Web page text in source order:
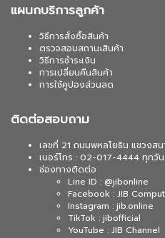
แผนกบริการลูกค้า
วิธีการสั่งซื้อสินค้า
ตรวจสอบสถานะสินค้า
วิธีการชำระเงิน
การเปลี่ยนคืนสินค้า
การใช้คูปองส่วนลด
ติดต่อสอบถาม
เลขที่ 21 ถนนพหลโยธิน แขวงส
เบอร์โทร : 02-017-4444 ทุกวั
ช่องทางติดต่อ
Line ID : @jibonline
Facebook : JIB
Instagram : jib.online
TikTok : jibofficial
YouTube : JIB Channel